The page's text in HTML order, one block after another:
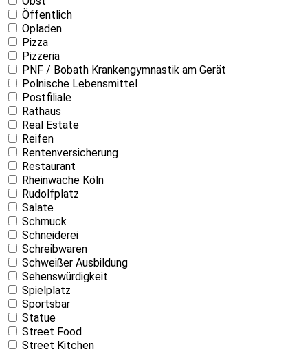
Öffentlich
Opladen
Pizza
Pizzeria
PNF / Bobath Krankengymnastik am Gerät
Polnische Lebensmittel
Postfiliale
Rathaus
Real Estate
Reifen
Rentenversicherung
Restaurant
Rheinwache Köln
Rudolfplatz
Salate
Schmuck
Schneiderei
Schreibwaren
Schweißer Ausbildung
Sehenswürdigkeit
Spielplatz
Sportsbar
Statue
Street Food
Street Kitchen